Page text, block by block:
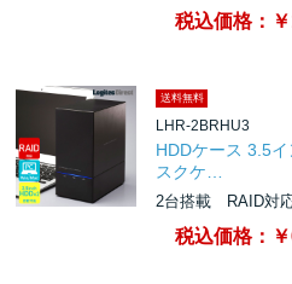
税込価格：
送料無料
LHR-2BRHU3
HDDケース 3.5
スクケ…
2台搭載 RAID対
税込価格：